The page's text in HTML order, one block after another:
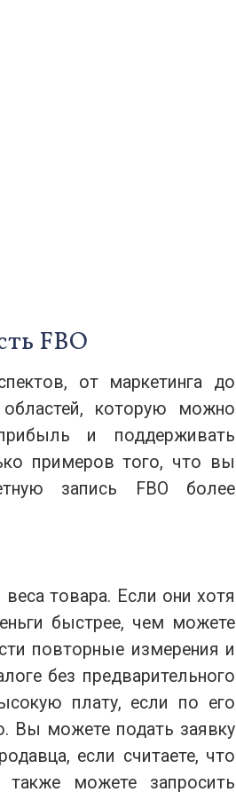
FBO
от маркетинга до
которую можно
и поддерживать
примеров того, что вы
запись FBO более
товара. Если они хотя
быстрее, чем можете
повторные измерения и
без предварительного
плату, если по его
Вы можете подать заявку
если считаете, что
можете запросить